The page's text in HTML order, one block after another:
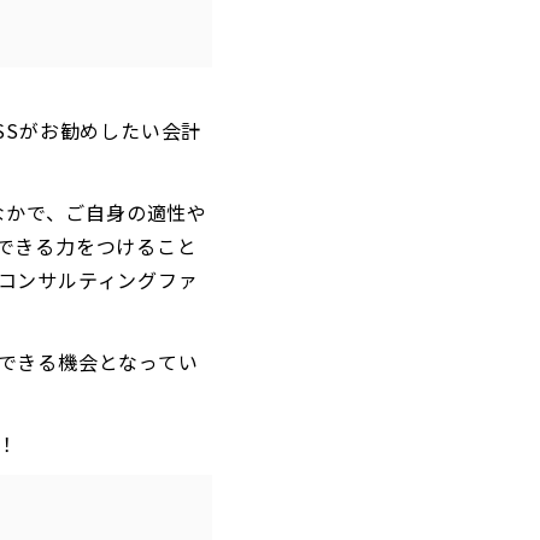
がお勧めしたい会計
で、ご自身の適性や
きる力をつけること
ンサルティングファ
きる機会となってい